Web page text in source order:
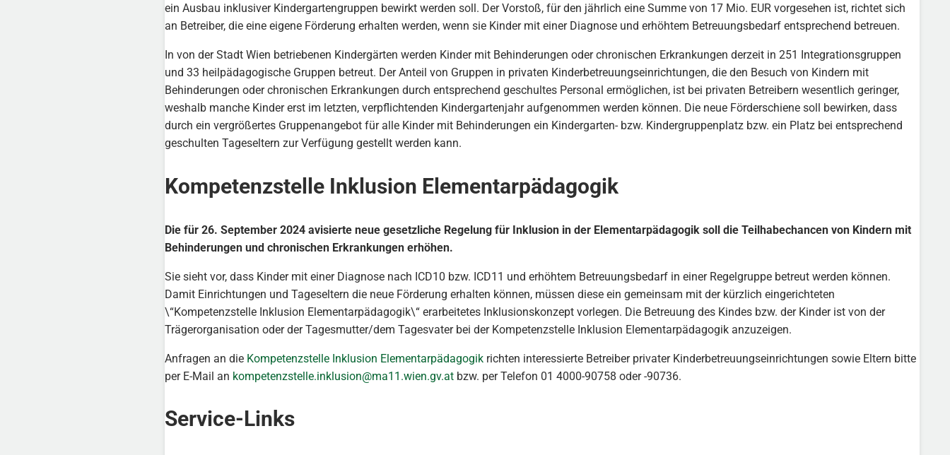
ein Ausbau inklusiver Kindergartengruppen bewirkt werden soll. Der Vorstoß, für den jährlich eine Summe von 17 Mio. EUR vorgesehen ist, richtet sich
an Betreiber, die eine eigene Förderung erhalten werden, wenn sie Kinder mit einer Diagnose und erhöhtem Betreuungsbedarf entsprechend betreuen.
In von der Stadt Wien betriebenen Kindergärten werden Kinder mit Behinderungen oder chronischen Erkrankungen derzeit in 251 Integrationsgruppen
und 33 heilpädagogische Gruppen betreut. Der Anteil von Gruppen in privaten Kinderbetreuungseinrichtungen, die den Besuch von Kindern mit
Behinderungen oder chronischen Erkrankungen durch entsprechend geschultes Personal ermöglichen, ist bei privaten Betreibern wesentlich geringer,
weshalb manche Kinder erst im letzten, verpflichtenden Kindergartenjahr aufgenommen werden können. Die neue Förderschiene soll bewirken, dass
durch ein vergrößertes Gruppenangebot für alle Kinder mit Behinderungen ein Kindergarten- bzw. Kindergruppenplatz bzw. ein Platz bei entsprechend
geschulten Tageseltern zur Verfügung gestellt werden kann.
Kompetenzstelle Inklusion Elementarpädagogik
Die für 26. September 2024 avisierte neue gesetzliche Regelung für Inklusion in der Elementarpädagogik soll die Teilhabechancen von Kindern mit
Behinderungen und chronischen Erkrankungen erhöhen.
Sie sieht vor, dass Kinder mit einer Diagnose nach ICD10 bzw. ICD11 und erhöhtem Betreuungsbedarf in einer Regelgruppe betreut werden können.
Damit Einrichtungen und Tageseltern die neue Förderung erhalten können, müssen diese ein gemeinsam mit der kürzlich eingerichteten
\“Kompetenzstelle Inklusion Elementarpädagogik\“ erarbeitetes Inklusionskonzept vorlegen. Die Betreuung des Kindes bzw. der Kinder ist von der
Trägerorganisation oder der Tagesmutter/dem Tagesvater bei der Kompetenzstelle Inklusion Elementarpädagogik anzuzeigen.
Anfragen an die Kompetenzstelle Inklusion Elementarpädagogikrichten interessierte Betreiber privater Kinderbetreuungseinrichtungen sowie Eltern bitte
per E-Mail an kompetenzstelle.inklusion@ma11.wien.gv.atbzw. per Telefon 01 4000-90758 oder -90736.
Service-Links